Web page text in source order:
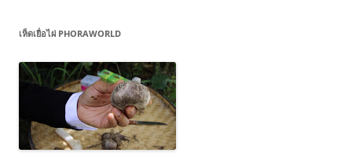
เห็ดเยื่อไผ่ PHORAWORLD